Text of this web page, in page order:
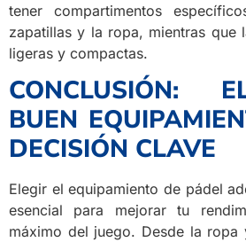
tener compartimentos
zapatillas y la ropa, mientras que
ligeras y compactas.
CONCLUSIÓN:
BUEN
DECISIÓN CLAVE
Elegir el equipamiento de pádel
esencial para mejorar tu
máximo del juego. Desde la